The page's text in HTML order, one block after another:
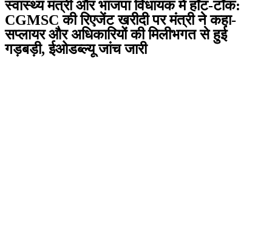
स्वास्थ्य मंत्री और भाजपा विधायक में हॉट-टॉक:
CGMSC की रिएजेंट खरीदी पर मंत्री ने कहा-
सप्लायर और अधिकारियों की मिलीभगत से हुई
गड़बड़ी, ईओडब्ल्यू जांच जारी